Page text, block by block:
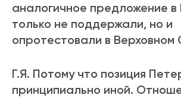
аналогичное предложение в
только не поддержали, но и
опротестовали в Верховном
Г.Я. Потому что позиция
принципиально иной.